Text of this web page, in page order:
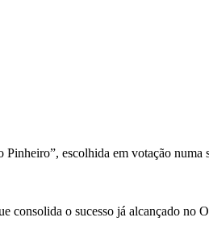
escolhida em votação numa
consolida o sucesso já alcançado no